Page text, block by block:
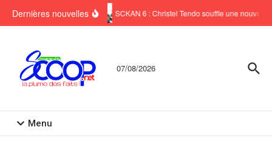
Dernières nouvelles SCKAN 6 : Christel Tendo souffle une nouvelle
07/08/2026
Menu